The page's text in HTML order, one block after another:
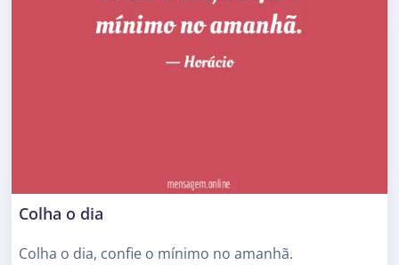
Colha o dia
Colha o dia, confie o mínimo no amanhã.